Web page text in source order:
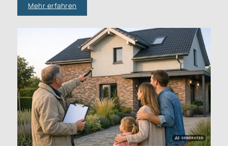
für Schritt erklärt.
Mehr erfahren